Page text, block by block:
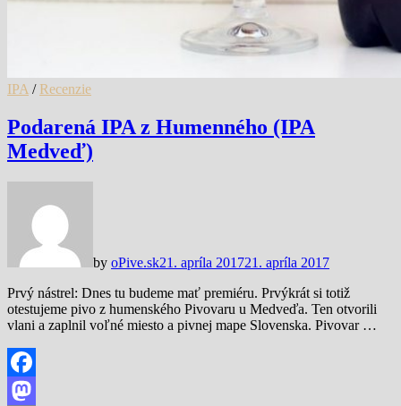
IPA / Recenzie
Podarená IPA z Humenného (IPA
Medveď)
by oPive.sk21. apríla 201721. apríla 2017
Prvý nástrel: Dnes tu budeme mať premiéru. Prvýkrát si totiž
otestujeme pivo z humenského Pivovaru u Medveďa. Ten otvorili
vlani a zaplnil voľné miesto a pivnej mape Slovenska. Pivovar …
Facebook